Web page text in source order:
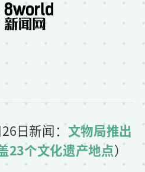
日新闻：文物局推出
23个文化遗产地点）